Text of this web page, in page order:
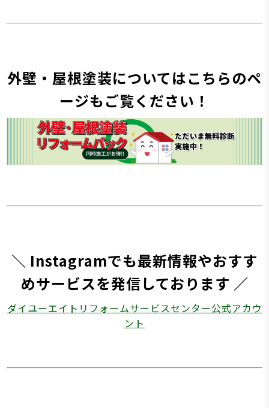
外壁・屋根塗装についてはこちらのペ
ージもご覧ください！
＼ Instagramでも最新情報やおすす
めサービスを発信しております ／
ダイユーエイトリフォームサービスセンター公式アカウ
ント